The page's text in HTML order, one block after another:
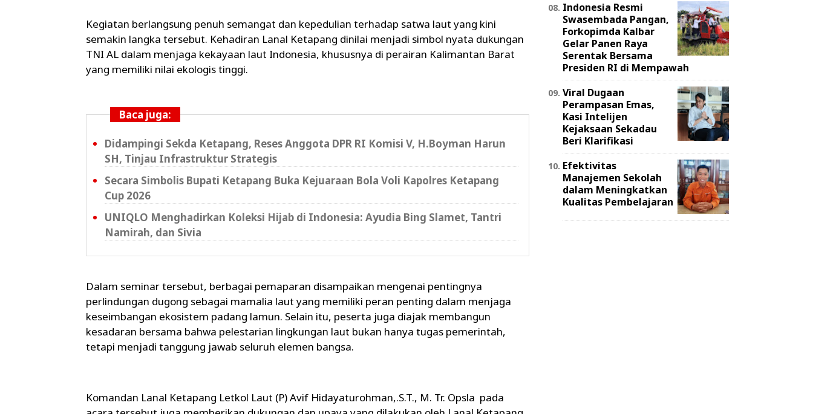
Kegiatan berlangsung penuh semangat dan kepedulian terhadap satwa laut yang kini
semakin langka tersebut. Kehadiran Lanal Ketapang dinilai menjadi simbol nyata dukungan
TNI AL dalam menjaga kekayaan laut Indonesia, khususnya di perairan Kalimantan Barat
yang memiliki nilai ekologis tinggi.
Baca juga:
Didampingi Sekda Ketapang, Reses Anggota DPR RI Komisi V, H.Boyman Harun
SH, Tinjau Infrastruktur Strategis
Secara Simbolis Bupati Ketapang Buka Kejuaraan Bola Voli Kapolres Ketapang
Cup 2026
UNIQLO Menghadirkan Koleksi Hijab di Indonesia: Ayudia Bing Slamet, Tantri
Namirah, dan Sivia
Dalam seminar tersebut, berbagai pemaparan disampaikan mengenai pentingnya
perlindungan dugong sebagai mamalia laut yang memiliki peran penting dalam menjaga
keseimbangan ekosistem padang lamun. Selain itu, peserta juga diajak membangun
kesadaran bersama bahwa pelestarian lingkungan laut bukan hanya tugas pemerintah,
tetapi menjadi tanggung jawab seluruh elemen bangsa.
Komandan Lanal Ketapang Letkol Laut (P) Avif Hidayaturohman,.S.T., M. Tr. Opsla pada
Indonesia Resmi
Swasembada Pangan,
Forkopimda Kalbar
Gelar Panen Raya
Serentak Bersama
Presiden RI di Mempawah
Viral Dugaan
Perampasan Emas,
Kasi Intelijen
Kejaksaan Sekadau
Beri Klarifikasi
Efektivitas
Manajemen Sekolah
dalam Meningkatkan
Kualitas Pembelajaran